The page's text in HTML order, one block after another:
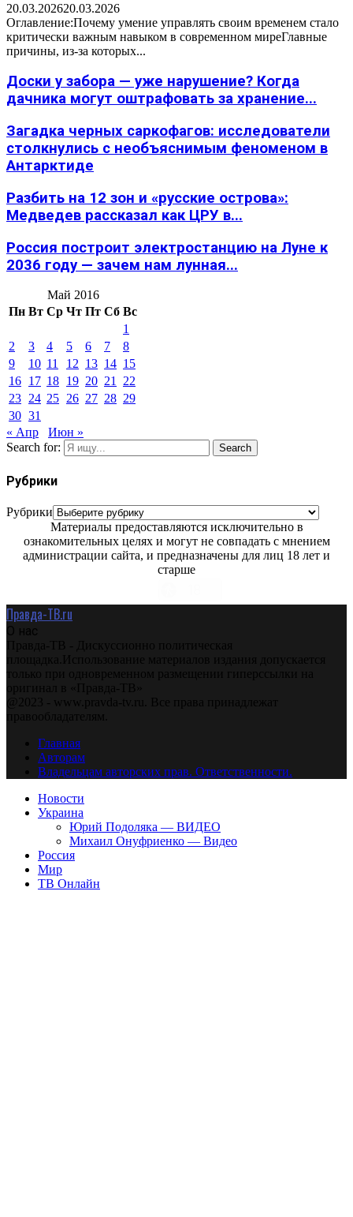
20.03.202620.03.2026
Оглавление:Почему умение управлять своим временем стало
критически важным навыком в современном миреГлавные
причины, из-за которых...
Доски у забора — уже нарушение? Когда
дачника могут оштрафовать за хранение...
Загадка черных саркофагов: исследователи
столкнулись с необъяснимым феноменом в
Антарктиде
Разбить на 12 зон и «русские острова»:
Медведев рассказал как ЦРУ в...
Россия построит электростанцию на Луне к
2036 году — зачем нам лунная...
Май 2016
Пн Вт Ср Чт Пт Сб Вс
1
2
3 4 5 6 7
8
9
10 11 12 13 14 15
16 17 18 19 20 21
22
23 24 25 26 27 28 29
30 31
« Апр
Июн »
Search for:
Search
Рубрики
Рубрики
Материалы предоставляются исключительно в
ознакомительных целях и могут не совпадать с мнением
администрации сайта, и предназначены для лиц 18 лет и
старше
Правда-ТВ.ru
О нас
Правда-ТВ - Дискуссионно политическая
площадка.Использование материалов издания допускается
только при одновременном размещении гиперссылки на
оригинал в «Правда-ТВ»
@2023 - www.pravda-tv.ru. Все права принадлежат
правообладателям.
Главная
Авторам
Владельцам авторских прав. Ответственности.
Новости
Украина
Юрий Подоляка — ВИДЕО
Михаил Онуфриенко — Видео
Россия
Мир
ТВ Онлайн